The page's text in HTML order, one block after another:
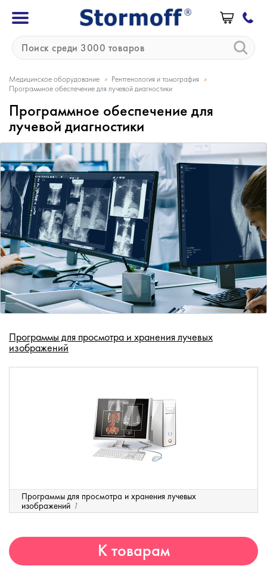
Медицинское оборудование » Рентгенология и томография »
Программное обеспечение для лучевой диагностики
Программное обеспечение для
лучевой диагностики
Программы для просмотра и хранения лучевых
изображений
Программы для просмотра и хранения лучевых
изображений 1
К товарам